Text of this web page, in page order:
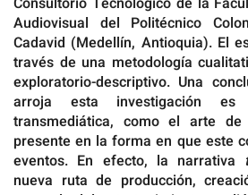
Audiovisual del Politécnico
Cadavid (Medellín, Antioquia). El
través de una metodología
exploratorio-descriptivo. Una
arroja esta investigación
transmediática, como el arte
presente en la forma en que este
eventos. En efecto, la narrativa
nueva ruta de producción,